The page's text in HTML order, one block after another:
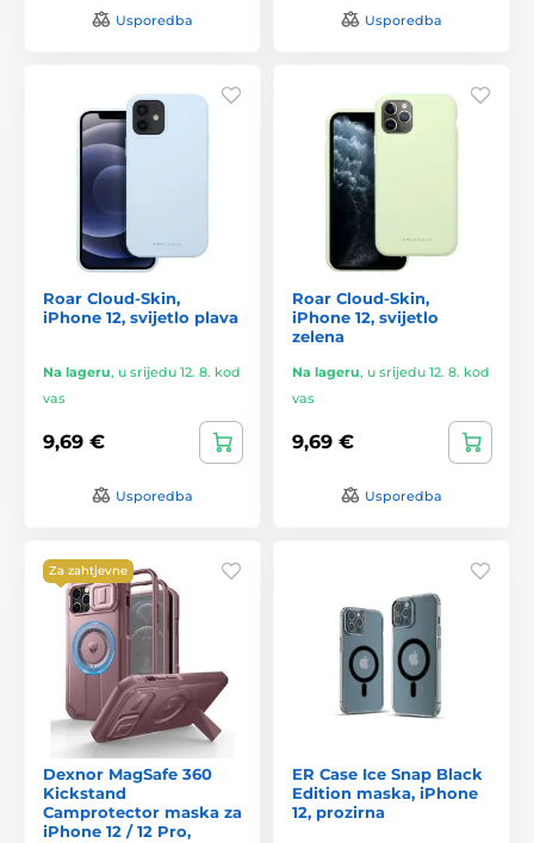
Usporedba Usporedba
Roar Cloud-Skin,
iPhone 12, svijetlo plava
Na lageru, u srijedu 12. 8. kod
vas
9,69 €
Usporedba
Roar Cloud-Skin,
iPhone 12, svijetlo
zelena
Na lageru, u srijedu 12. 8. kod
vas
9,69 €
Usporedba
Za zahtjevne
Dexnor MagSafe 360
Kickstand
Camprotector maska za
iPhone 12 / 12 Pro,
ER Case Ice Snap Black
Edition maska, iPhone
12, prozirna